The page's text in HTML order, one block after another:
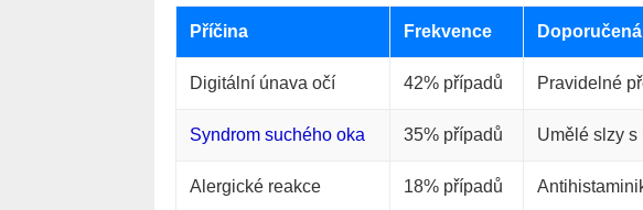
Příčina Frekvence
Digitální únava očí 42% případů Pravidelné
Syndrom suchého oka 35% případů Umělé slzy
Alergické reakce 18% případů